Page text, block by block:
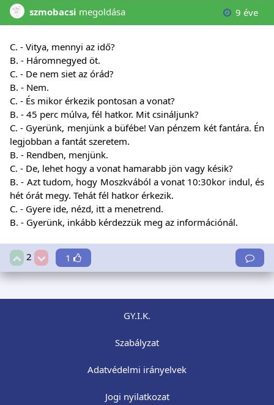
szmobacsi megoldása 9 éve
C. - Vitya, mennyi az idő?
B. - Háromnegyed öt.
C. - De nem siet az órád?
B. - Nem.
C. - És mikor érkezik pontosan a vonat?
B. - 45 perc múlva, fél hatkor. Mit csináljunk?
C. - Gyerünk, menjünk a büfébe! Van pénzem két fantára. Én
legjobban a fantát szeretem.
B. - Rendben, menjünk.
C. - De, lehet hogy a vonat hamarabb jön vagy késik?
B. - Azt tudom, hogy Moszkvából a vonat 10:30kor indul, és
hét órát megy. Tehát fél hatkor érkezik.
C. - Gyere ide, nézd, itt a menetrend.
B. - Gyerünk, inkább kérdezzük meg az információnál.
2 1
GY.I.K.
Szabályzat
Adatvédelmi irányelvek
Jogi nyilatkozat